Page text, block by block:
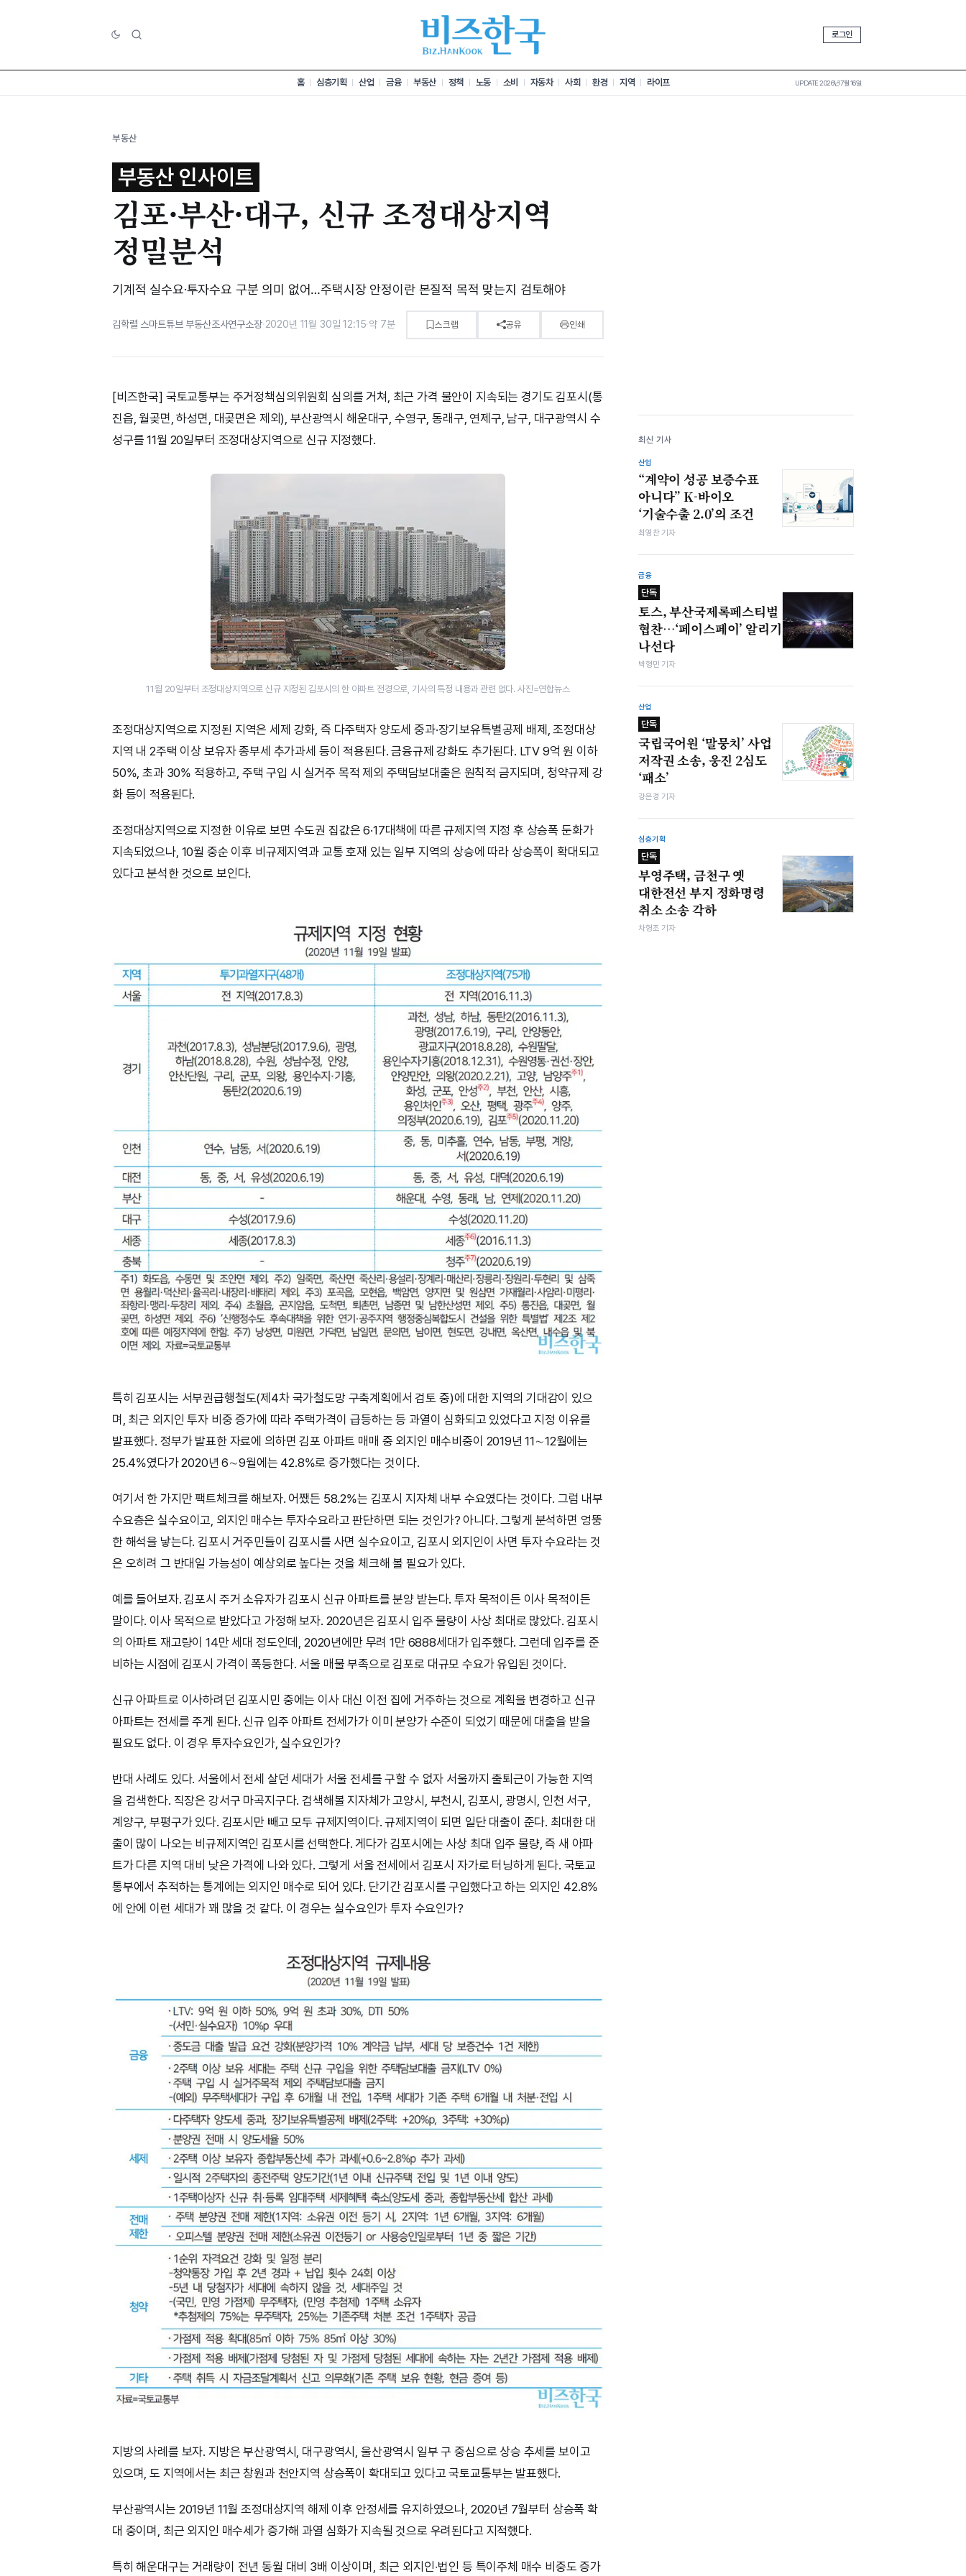
로그인
홈 심층기획 산업 금융 부동산 정책 노동 소비 자동차 사회 환경 지역 라이프 UPDATE 2026년 7월 16일
부동산
부동산 인사이트
김포·부산·대구, 신규 조정대상지역
정밀분석
기계적 실수요·투자수요 구분 의미 없어…주택시장 안정이란 본질적 목적 맞는지 검토해야
김학렬 스마트튜브 부동산조사연구소장·2020년 11월 30일 12:15·약 7분 스크랩 공유 인쇄
[비즈한국] 국토교통부는 주거정책심의위원회 심의를 거쳐, 최근 가격 불안이 지속되는 경기도 김포시(통
진읍, 월곶면, 하성면, 대곶면은 제외), 부산광역시 해운대구, 수영구, 동래구, 연제구, 남구, 대구광역시 수
성구를 11월 20일부터 조정대상지역으로 신규 지정했다.
11월 20일부터 조정대상지역으로 신규 지정된 김포시의 한 아파트 전경으로, 기사의 특정 내용과 관련 없다. 사진=연합뉴스
조정대상지역으로 지정된 지역은 세제 강화, 즉 다주택자 양도세 중과·장기보유특별공제 배제, 조정대상
지역 내 2주택 이상 보유자 종부세 추가과세 등이 적용된다. 금융규제 강화도 추가된다. LTV 9억 원 이하
50%, 초과 30% 적용하고, 주택 구입 시 실거주 목적 제외 주택담보대출은 원칙적 금지되며, 청약규제 강
화 등이 적용된다.
조정대상지역으로 지정한 이유로 보면 수도권 집값은 6·17대책에 따른 규제지역 지정 후 상승폭 둔화가
지속되었으나, 10월 중순 이후 비규제지역과 교통 호재 있는 일부 지역의 상승에 따라 상승폭이 확대되고
있다고 분석한 것으로 보인다.
특히 김포시는 서부권급행철도(제4차 국가철도망 구축계획에서 검토 중)에 대한 지역의 기대감이 있으
며, 최근 외지인 투자 비중 증가에 따라 주택가격이 급등하는 등 과열이 심화되고 있었다고 지정 이유를
발표했다. 정부가 발표한 자료에 의하면 김포 아파트 매매 중 외지인 매수비중이 2019년 11∼12월에는
25.4%였다가 2020년 6∼9월에는 42.8%로 증가했다는 것이다.
여기서 한 가지만 팩트체크를 해보자. 어쨌든 58.2%는 김포시 지자체 내부 수요였다는 것이다. 그럼 내부
수요층은 실수요이고, 외지인 매수는 투자수요라고 판단하면 되는 것인가? 아니다. 그렇게 분석하면 엉뚱
한 해석을 낳는다. 김포시 거주민들이 김포시를 사면 실수요이고, 김포시 외지인이 사면 투자 수요라는 것
은 오히려 그 반대일 가능성이 예상외로 높다는 것을 체크해 볼 필요가 있다.
예를 들어보자. 김포시 주거 소유자가 김포시 신규 아파트를 분양 받는다. 투자 목적이든 이사 목적이든
말이다. 이사 목적으로 받았다고 가정해 보자. 2020년은 김포시 입주 물량이 사상 최대로 많았다. 김포시
의 아파트 재고량이 14만 세대 정도인데, 2020년에만 무려 1만 6888세대가 입주했다. 그런데 입주를 준
비하는 시점에 김포시 가격이 폭등한다. 서울 매물 부족으로 김포로 대규모 수요가 유입된 것이다.
신규 아파트로 이사하려던 김포시민 중에는 이사 대신 이전 집에 거주하는 것으로 계획을 변경하고 신규
아파트는 전세를 주게 된다. 신규 입주 아파트 전세가가 이미 분양가 수준이 되었기 때문에 대출을 받을
필요도 없다. 이 경우 투자수요인가, 실수요인가?
반대 사례도 있다. 서울에서 전세 살던 세대가 서울 전세를 구할 수 없자 서울까지 출퇴근이 가능한 지역
을 검색한다. 직장은 강서구 마곡지구다. 검색해볼 지자체가 고양시, 부천시, 김포시, 광명시, 인천 서구,
계양구, 부평구가 있다. 김포시만 빼고 모두 규제지역이다. 규제지역이 되면 일단 대출이 준다. 최대한 대
출이 많이 나오는 비규제지역인 김포시를 선택한다. 게다가 김포시에는 사상 최대 입주 물량, 즉 새 아파
트가 다른 지역 대비 낮은 가격에 나와 있다. 그렇게 서울 전세에서 김포시 자가로 터닝하게 된다. 국토교
통부에서 추적하는 통계에는 외지인 매수로 되어 있다. 단기간 김포시를 구입했다고 하는 외지인 42.8%
에 안에 이런 세대가 꽤 많을 것 같다. 이 경우는 실수요인가 투자 수요인가?
지방의 사례를 보자. 지방은 부산광역시, 대구광역시, 울산광역시 일부 구 중심으로 상승 추세를 보이고
있으며, 도 지역에서는 최근 창원과 천안지역 상승폭이 확대되고 있다고 국토교통부는 발표했다.
부산광역시는 2019년 11월 조정대상지역 해제 이후 안정세를 유지하였으나, 2020년 7월부터 상승폭 확
대 중이며, 최근 외지인 매수세가 증가해 과열 심화가 지속될 것으로 우려된다고 지적했다.
특히 해운대구는 거래량이 전년 동월 대비 3배 이상이며, 최근 외지인‧법인 등 특이주체 매수 비중도 증가
최신 기사
산업
“계약이 성공 보증수표
아니다” K-바이오
‘기술수출 2.0’의 조건
최영찬 기자
금융
단독
토스, 부산국제록페스티벌
협찬…‘페이스페이’ 알리기
나선다
박형민 기자
산업
단독
국립국어원 ‘말뭉치’ 사업
저작권 소송, 웅진 2심도
‘패소’
강은경 기자
심층기획
단독
부영주택, 금천구 옛
대한전선 부지 정화명령
취소 소송 각하
차형조 기자